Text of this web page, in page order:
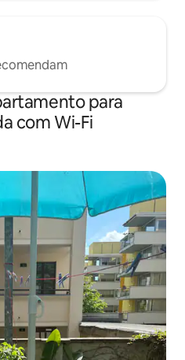
para
com Wi-Fi